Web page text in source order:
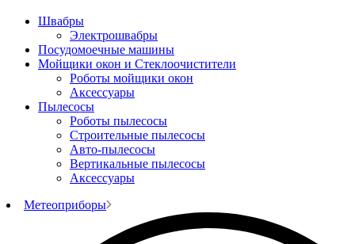
Швабры
Электрошвабры
Посудомоечные машины
Мойщики окон и Стеклоочистители
Роботы мойщики окон
Аксессуары
Пылесосы
Роботы пылесосы
Строительные пылесосы
Авто-пылесосы
Вертикальные пылесосы
Аксессуары
Метеоприборы